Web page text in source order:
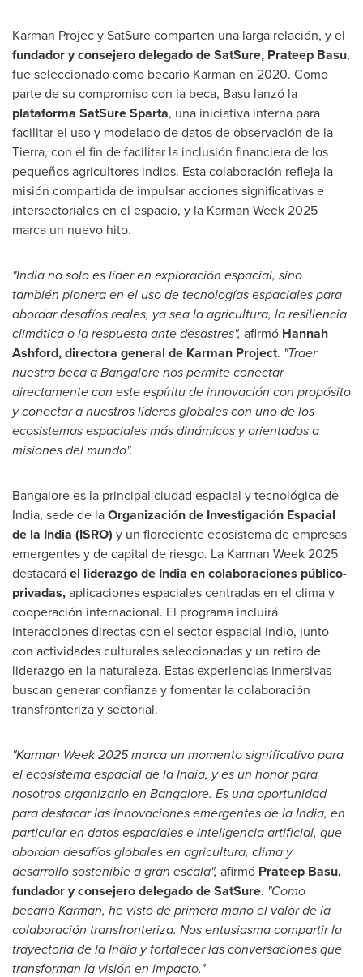
Karman Projec y SatSure comparten una larga relación, y el
fundador y consejero delegado de SatSure, Prateep Basu,
fue seleccionado como becario Karman en 2020. Como
parte de su compromiso con la beca, Basu lanzó la
plataforma SatSure Sparta, una iniciativa interna para
facilitar el uso y modelado de datos de observación de la
Tierra, con el fin de facilitar la inclusión financiera de los
pequeños agricultores indios. Esta colaboración refleja la
misión compartida de impulsar acciones significativas e
intersectoriales en el espacio, y la Karman Week 2025
marca un nuevo hito.
"Indiano solo es líder en exploración espacial, sino
también pionera en el uso de tecnologías espaciales para
abordar desafíos reales, ya sea la agricultura, la resiliencia
climática o la respuesta ante desastres", afirmó Hannah
Ashford, directora general de Karman Project. "Traer
nuestra beca aBangalorenos permite conectar
directamente con este espíritu de innovación con propósito
y conectar a nuestros líderes globales con uno de los
ecosistemas espaciales más dinámicos y orientados a
misiones del mundo".
Bangalorees la principal ciudad espacial y tecnológica de
India, sede de laOrganización de Investigación Espacial
de la India (ISRO) y un floreciente ecosistema de empresas
emergentes y de capital de riesgo. La Karman Week 2025
destacaráel liderazgo de India en colaboraciones público-
privadas,aplicaciones espaciales centradas en el clima y
cooperación internacional. El programa incluirá
interacciones directas con el sector espacial indio, junto
con actividades culturales seleccionadas y un retiro de
liderazgo en la naturaleza. Estas experiencias inmersivas
buscan generar confianza y fomentar la colaboración
transfronteriza y sectorial.
"Karman Week 2025 marca un momento significativo para
el ecosistema espacial de laIndia, y es un honor para
nosotros organizarlo en Bangalore. Es una oportunidad
para destacar las innovaciones emergentes de laIndia, en
particular en datos espaciales e inteligencia artificial, que
abordan desafíos globales en agricultura, clima y
desarrollo sostenible a gran escala", afirmó Prateep Basu,
fundador y consejero delegado de SatSure. "Como
becario Karman, he visto de primera mano el valor de la
colaboración transfronteriza. Nos entusiasma compartir la
trayectoria de laIndia y fortalecer las conversaciones que
transforman la visión en impacto."